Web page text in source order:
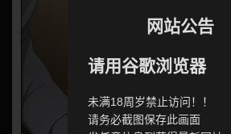
网站公告
请用谷歌浏览器
未满18周岁禁止访问！！
请务必截图保存此画面